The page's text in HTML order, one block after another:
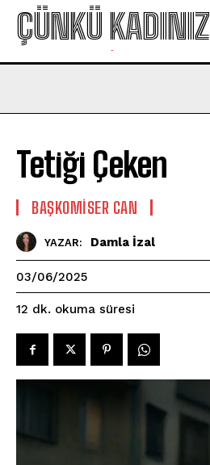
ÇÜNKÜ KADINIZ
-
Tetiği Çeken
BAŞKOMISER CAN
YAZAR: Damla İzal
03/06/2025
12 dk. okuma süresi